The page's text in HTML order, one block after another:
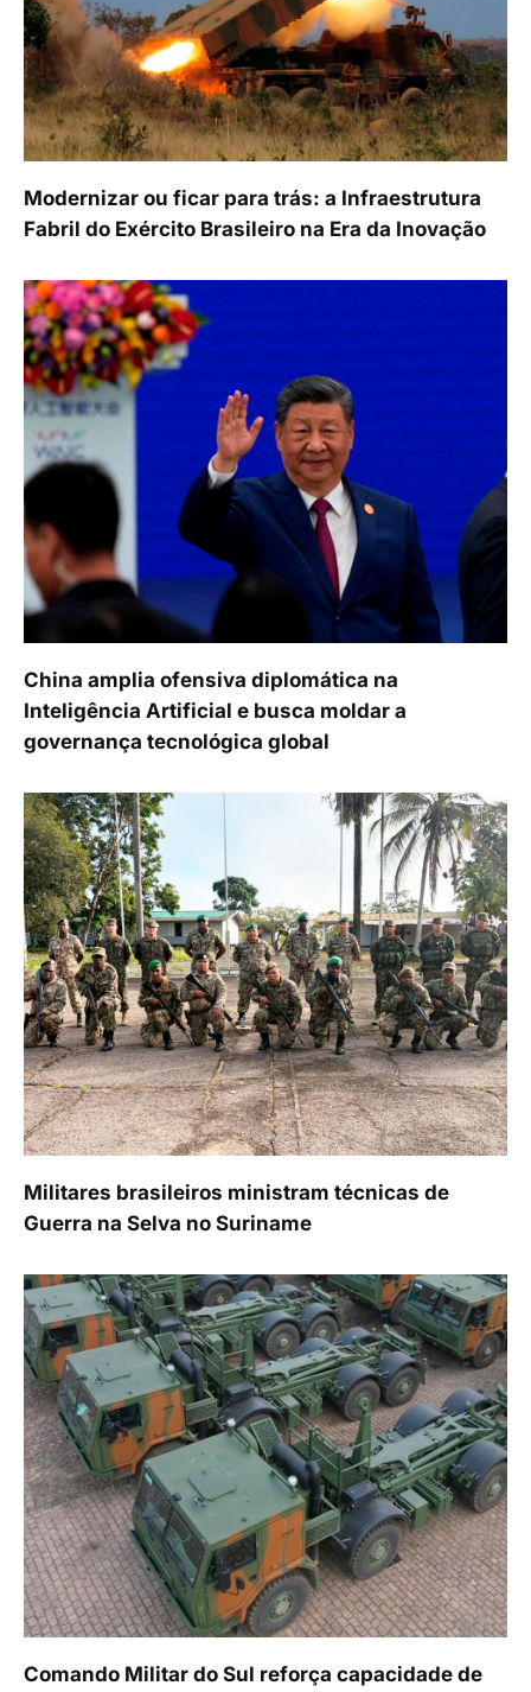
Modernizar ou ficar para trás: a Infraestrutura
Fabril do Exército Brasileiro na Era da Inovação
China amplia ofensiva diplomática na
Inteligência Artificial e busca moldar a
governança tecnológica global
Militares brasileiros ministram técnicas de
Guerra na Selva no Suriname
Comando Militar do Sul reforça capacidade de